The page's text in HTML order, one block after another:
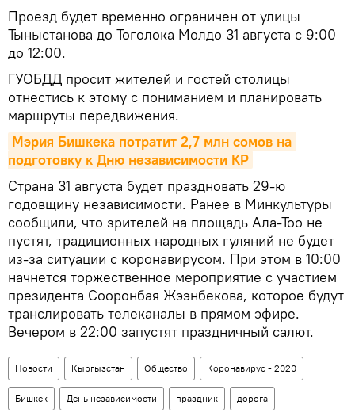
Проезд будет временно ограничен от улицы
Тыныстанова до Тоголока Молдо 31 августа с 9:00
до 12:00.
ГУОБДД просит жителей и гостей столицы
отнестись к этому с пониманием и планировать
маршруты передвижения.
Мэрия Бишкека потратит 2,7 млн сомов на
подготовку к Дню независимости КР
Страна 31 августа будет праздновать 29-ю
годовщину независимости. Ранее в Минкультуры
сообщили, что зрителей на площадь Ала-Тоо не
пустят, традиционных народных гуляний не будет
из-за ситуации с коронавирусом. При этом в 10:00
начнется торжественное мероприятие с участием
президента Сооронбая Жээнбекова, которое будут
транслировать телеканалы в прямом эфире.
Вечером в 22:00 запустят праздничный салют.
Новости Кыргызстан Общество Коронавирус - 2020
Бишкек День независимости праздник дорога